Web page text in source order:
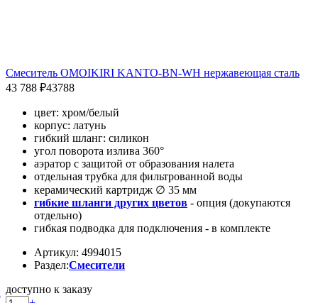
Смеситель OMOIKIRI KANTO-BN-WH нержавеющая сталь
43 788 ₽43788
цвет: хром/белый
корпус: латунь
гибкий шланг: силикон
угол поворота излива 360°
аэратор с защитой от образования налета
отдельная трубка для фильтрованной воды
керамический картридж ∅ 35 мм
гибкие шланги других цветов - опция (докупаются
отдельно)
гибкая подводка для подключения - в комплекте
Артикул: 4994015
Раздел:Смесители
доступно к заказу